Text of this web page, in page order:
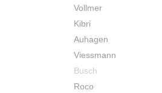
Vollmer
Kibri
Auhagen
Viessmann
Busch
Roco